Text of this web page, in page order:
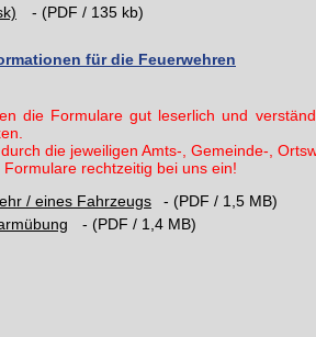
- (PDF / 135 kb)
für die Feuerwehren
die Formulare gut leserlich und
die jeweiligen Amts-, Gemeinde-,
rechtzeitig bei uns ein!
/ eines Fahrzeugs
- (PDF / 1,5 MB)
- (PDF / 1,4 MB)